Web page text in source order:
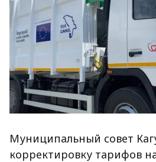
Муниципальный совет
корректировку тарифов